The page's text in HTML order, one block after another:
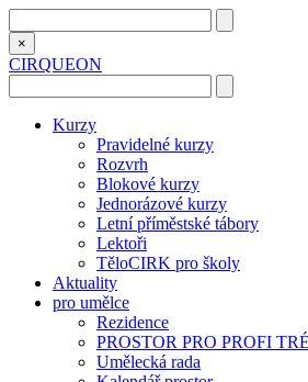
×
CIRQUEON
Kurzy
Pravidelné kurzy
Rozvrh
Blokové kurzy
Jednorázové kurzy
Letní příměstské tábory
Lektoři
TěloCIRK pro školy
Aktuality
pro umělce
Rezidence
PROSTOR PRO PROFI
Umělecká rada